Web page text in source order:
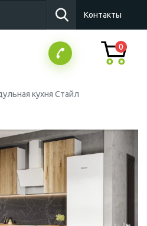
Контакты
0
кухня Стайл